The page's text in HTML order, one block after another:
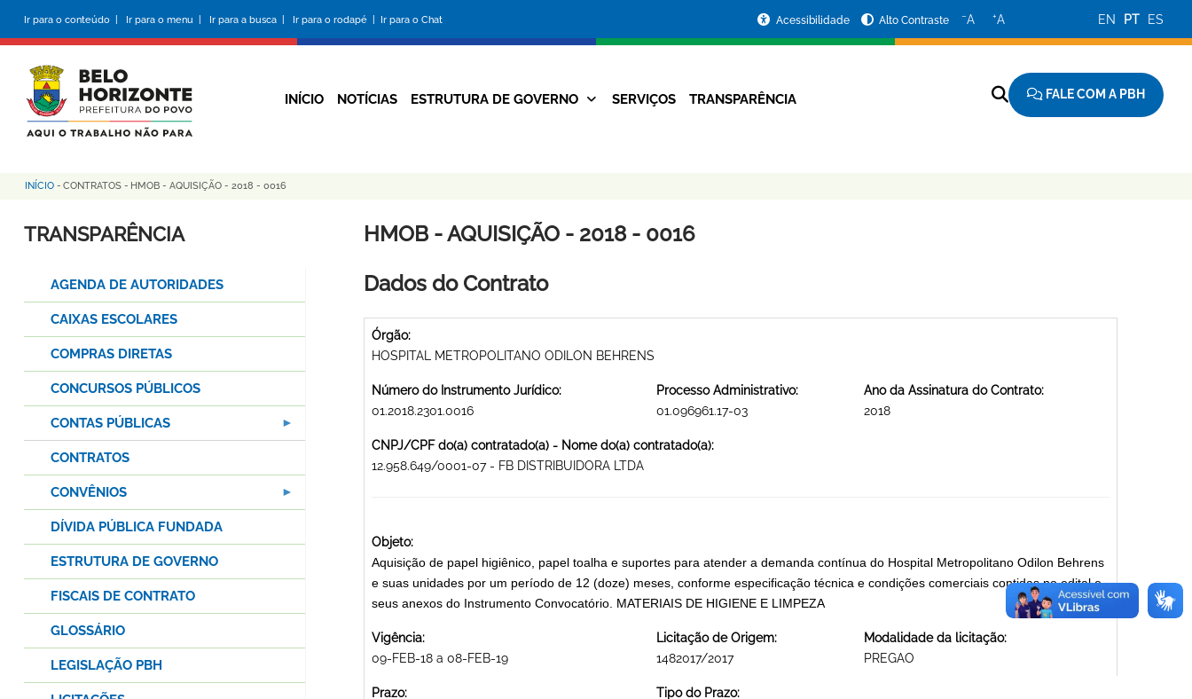
conteúdo
principal
Ir para o conteúdo | Ir para o menu | Ir para a busca | Ir para o rodapé | Ir para o Chat
da
Prefeitura
Acessibilidade Alto Contraste −A +A EN PT ES
Navegação
INÍCIO NOTÍCIAS ESTRUTURA DE GOVERNO SERVIÇOS TRANSPARÊNCIA FALE COM A PBH
Trilha
de
INÍCIO - CONTRATOS - HMOB - AQUISIÇÃO - 2018 - 0016
HMOB - AQUISIÇÃO - 2018 - 0016
Dados do Contrato
Órgão:
HOSPITAL METROPOLITANO ODILON BEHRENS
Número do Instrumento Jurídico:
01.2018.2301.0016
Processo Administrativo:
01.096961.17-03
Ano da Assinatura do Contrato:
2018
CNPJ/CPF do(a) contratado(a) - Nome do(a) contratado(a):
12.958.649/0001-07 - FB DISTRIBUIDORA LTDA
Objeto:
Aquisição de papel higiênico, papel toalha e suportes para atender a demanda contínua do Hospital Metropolitano Odilon Behrens
e suas unidades por um período de 12 (doze) meses, conforme especificação técnica e condições comerciais contidas no edital e
seus anexos do Instrumento Convocatório. MATERIAIS DE HIGIENE E LIMPEZA
Vigência:
09-FEB-18 a 08-FEB-19
Licitação de Origem:
1482017/2017
Modalidade da licitação:
PREGAO
Prazo:
Tipo do Prazo:
TRANSPARÊNCIA
AGENDA DE AUTORIDADES
CAIXAS ESCOLARES
COMPRAS DIRETAS
CONCURSOS PÚBLICOS
CONTAS PÚBLICAS
CONTRATOS
CONVÊNIOS
DÍVIDA PÚBLICA FUNDADA
ESTRUTURA DE GOVERNO
FISCAIS DE CONTRATO
GLOSSÁRIO
LEGISLAÇÃO PBH